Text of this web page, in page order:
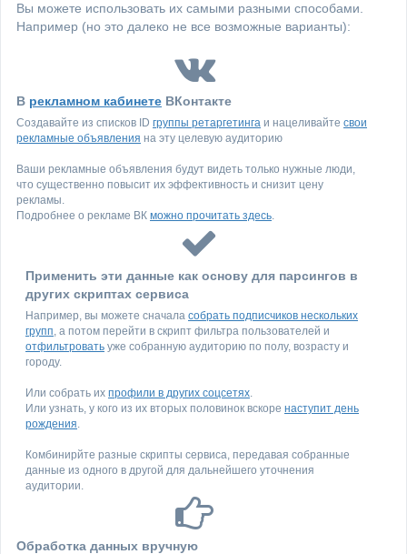
Вы можете использовать их самыми разными способами.
Например (но это далеко не все возможные варианты):
В рекламном кабинете ВКонтакте
Создавайте из списков ID группы ретаргетинга и нацеливайте свои
рекламные объявления на эту целевую аудиторию
Ваши рекламные объявления будут видеть только нужные люди,
что существенно повысит их эффективность и снизит цену
рекламы.
Подробнее о рекламе ВК можно прочитать здесь.
Применить эти данные как основу для парсингов в
других скриптах сервиса
Например, вы можете сначала собрать подписчиков нескольких
групп, а потом перейти в скрипт фильтра пользователей и
отфильтровать уже собранную аудиторию по полу, возрасту и
городу.
Или собрать их профили в других соцсетях.
Или узнать, у кого из их вторых половинок вскоре наступит день
рождения.
Комбинирйте разные скрипты сервиса, передавая собранные
данные из одного в другой для дальнейшего уточнения
аудитории.
Обработка данных вручную